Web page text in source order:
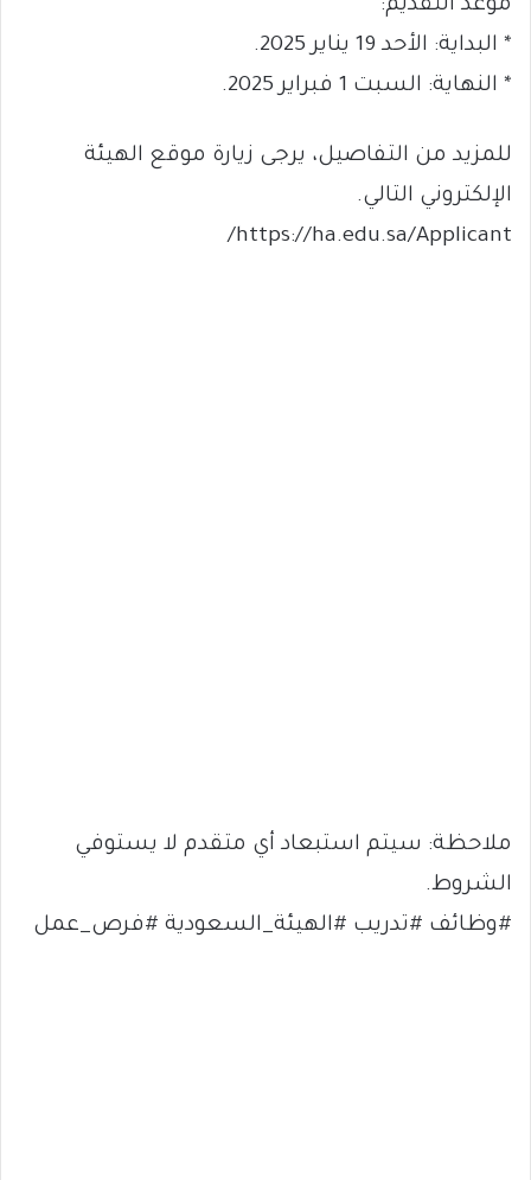
موعد التقديم:
* البداية: الأحد 19 يناير 2025.
* النهاية: السبت 1 فبراير 2025.
للمزيد من التفاصيل، يرجى زيارة موقع الهيئة
الإلكتروني التالي.
https://ha.edu.sa/Applicant/
ملاحظة: سيتم استبعاد أي متقدم لا يستوفي
الشروط.
#وظائف #تدريب #الهيئة_السعودية #فرص_عمل